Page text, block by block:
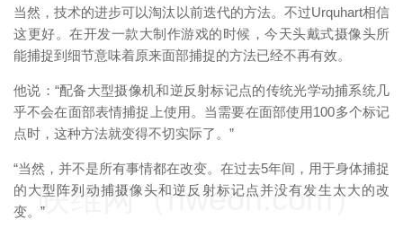
当然，技术的进步可以淘汰以前迭代的方法。不过Urquhart相信
这更好。在开发一款大制作游戏的时候，今天头戴式摄像头所
能捕捉到细节意味着原来面部捕捉的方法已经不再有效。
他说：“配备大型摄像机和逆反射标记点的传统光学动捕系统几
乎不会在面部表情捕捉上使用。当需要在面部使用100多个标记
点时，这种方法就变得不切实际了。”
“当然，并不是所有事情都在改变。在过去5年间，用于身体捕捉
的大型阵列动捕摄像头和逆反射标记点并没有发生太大的改
变。”映维网（nweon.com）